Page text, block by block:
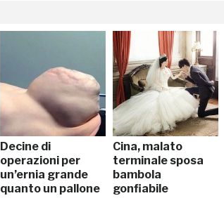
Decine di
operazioni per
un’ernia grande
quanto un pallone
Cina, malato
terminale sposa
bambola
gonfiabile